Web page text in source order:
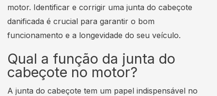
motor. Identificar e corrigir uma junta do cabeçote
danificada é crucial para garantir o bom
funcionamento e a longevidade do seu veículo.
Qual a função da junta do
cabeçote no motor?
A junta do cabeçote tem um papel indispensável no